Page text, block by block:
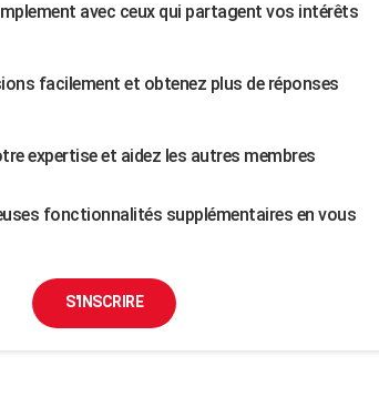
avec ceux qui partagent vos intérêts
facilement et obtenez plus de réponses
expertise et aidez les autres membres
fonctionnalités supplémentaires en vous
S'INSCRIRE